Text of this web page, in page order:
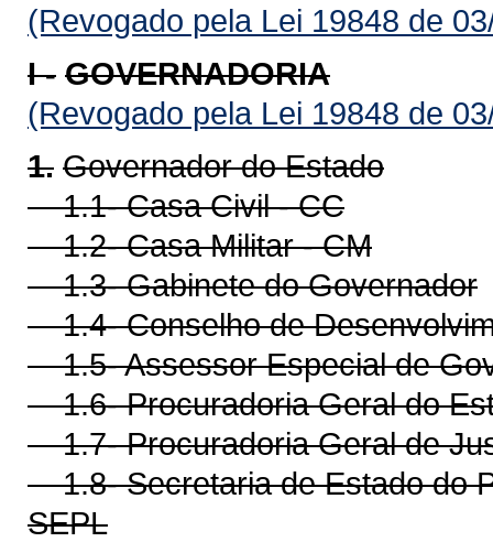
(Revogado pela Lei 19848 de
I - GOVERNADORIA
(Revogado pela Lei 19848 de
1. Governador do Estado
1.1- Casa Civil - CC
1.2- Casa Militar - CM
1.3- Gabinete do Governador
1.4- Conselho de
1.5- Assessor Especial de
1.6- Procuradoria Geral do
1.7- Procuradoria Geral de
1.8- Secretaria de Estado do
SEPL